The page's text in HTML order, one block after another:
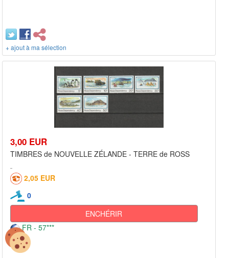
+ ajout à ma sélection
3,00 EUR
TIMBRES de NOUVELLE ZÉLANDE - TERRE de ROSS
2,05 EUR
0
ENCHÉRIR
FR - 57***